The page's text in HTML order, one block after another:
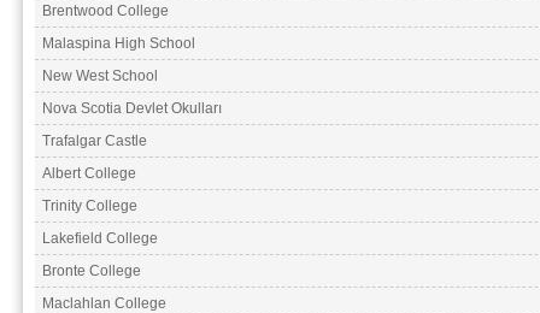
Brentwood College
Malaspina High School
New West School
Nova Scotia Devlet Okulları
Trafalgar Castle
Albert College
Trinity College
Lakefield College
Bronte College
Maclahlan College